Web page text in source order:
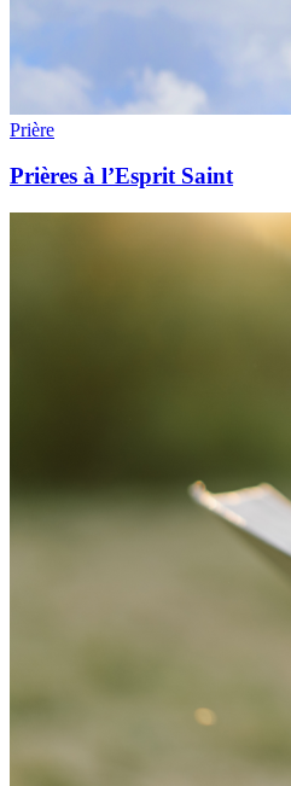
Prière
Prières à l’Esprit Saint